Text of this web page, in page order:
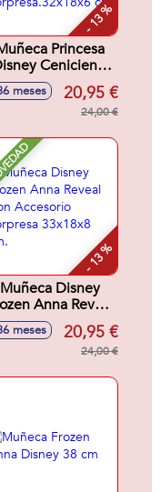
- 13 %
Princesa
Cenicienta
Reveal Con
Accesorios
Sorpresa.32x18x6
meses 20,95 €
24,00 €
- 13 %
Muñeca Disney
Anna Reveal
Con Accesorio
33x18x8
meses 20,95 €
24,00 €